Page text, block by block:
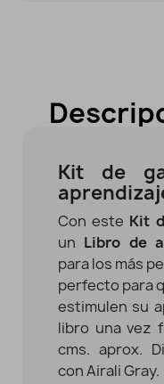
Kit de
Con este Kit
un Libro de
para los más
perfecto para
estimulen su
libro una vez
cms. aprox.
con Airali Gray.